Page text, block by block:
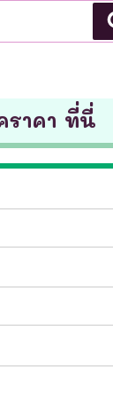
ราคา ที่นี่